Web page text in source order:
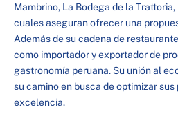
Mambrino, La Bodega de la
cuales aseguran ofrecer una
Además de su cadena de
como importador y exportador de
gastronomía peruana. Su unión al
su camino en busca de optimizar
excelencia.